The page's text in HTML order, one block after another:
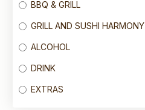
BBQ & GRILL
GRILL AND SUSHI HARMONY
ALCOHOL
DRINK
EXTRAS